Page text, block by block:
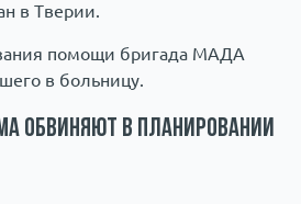
в Тверии.
помощи бригада МАДА
в больницу.
обвиняют в планировании